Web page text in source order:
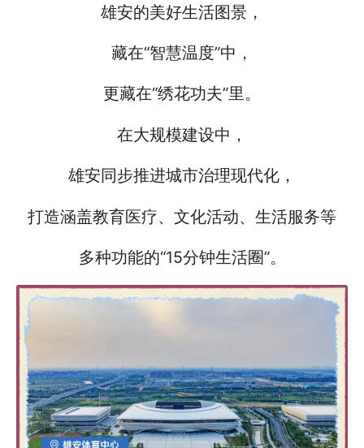
雄安的美好生活图景，
藏在“智慧温度”中，
更藏在“绣花功夫”里。
在大规模建设中，
雄安同步推进城市治理现代化，
打造涵盖教育医疗、文化活动、生活服务等
多种功能的“15分钟生活圈”。